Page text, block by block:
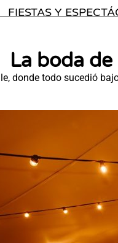
FIESTAS Y
La boda
donde todo sucedió